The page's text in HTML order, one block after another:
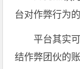
台对作弊行为
平台其实
结作弊团伙的